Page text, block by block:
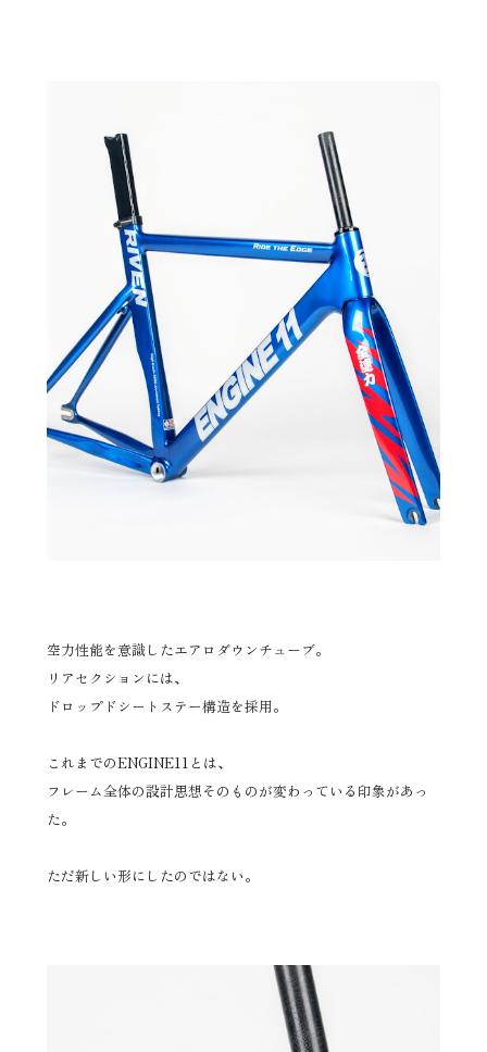
空力性能を意識したエアロダウンチューブ。
リアセクションには、
ドロップドシートステー構造を採用。
これまでのENGINE11とは、
フレーム全体の設計思想そのものが変わっている印象があっ
た。
ただ新しい形にしたのではない。